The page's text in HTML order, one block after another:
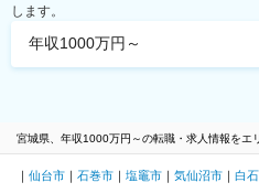
します。
年収1000万円～
宮城県、年収1000万円～の転職・求人情報をエ
仙台市 石巻市 塩竈市 気仙沼市 白